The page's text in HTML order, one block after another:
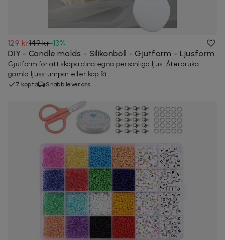
129 kr149 kr-13%
DIY - Candle molds - Silikonboll - Gjutform - Ljusform
Gjutform för att skapa dina egna personliga ljus. Återbruka
gamla ljusstumpar eller köp fä...
7 köpta Snabb leverans